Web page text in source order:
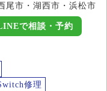
尾市・湖西市・浜松市
で相談・予約
修理